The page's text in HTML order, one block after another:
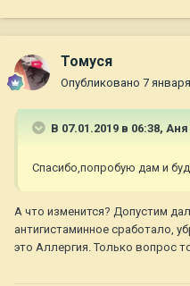
Томуся
Опубликовано 7
В 07.01.2019 в 06:38, Аня
Спасибо,попробую дам и
А что изменится? Допустим
антигистаминное сработало,
это Аллергия. Только вопрос